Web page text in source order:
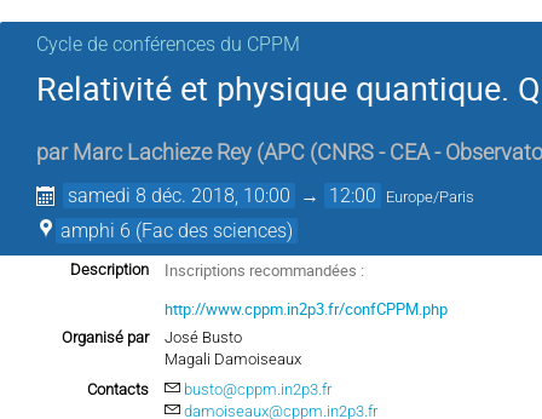
Cycle de conférences du CPPM
Relativité et physique quantique.
par Marc Lachieze Rey (APC (CNRS - CEA -
samedi 8 déc. 2018, 10:00 → 12:00 Europe/Paris
amphi 6 (Fac des sciences)
Description
Inscriptions recommandées :
http://www.cppm.in2p3.fr/confCPPM.php
Organisé par
José Busto
Magali Damoiseaux
Contacts
busto@cppm.in2p3.fr
damoiseaux@cppm.in2p3.fr